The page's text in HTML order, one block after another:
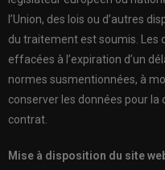
l’Union, des lois ou d’autres
du traitement est soumis. Les
effacées à l’expiration d’un
normes susmentionnées, à
conserver les données pour la
contrat.
Mise à disposition du site